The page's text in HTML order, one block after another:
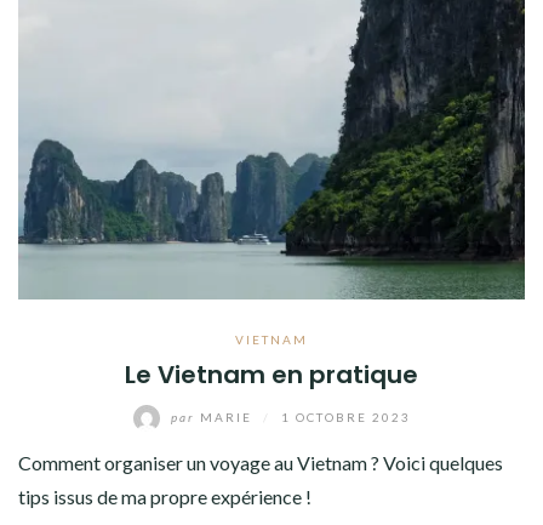
VIETNAM
Le Vietnam en pratique
par MARIE 1 OCTOBRE 2023
Comment organiser un voyage au Vietnam ? Voici quelques
tips issus de ma propre expérience !